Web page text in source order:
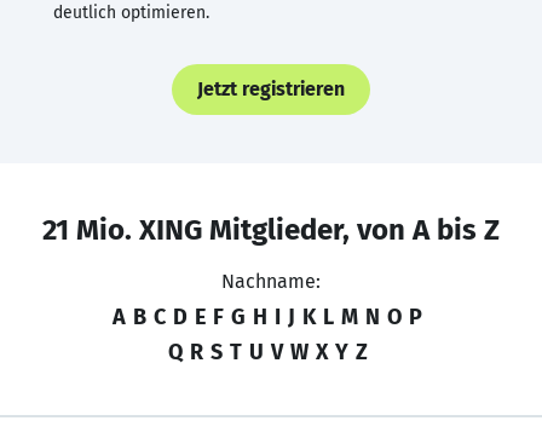
deutlich optimieren.
Jetzt registrieren
21 Mio. XING Mitglieder, von A bis Z
Nachname:
A B C D E F G H I J K L M N O P
Q R S T U V W X Y Z